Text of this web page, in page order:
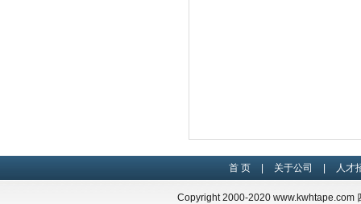
首 页 关于公司 人才
Copyright 2000-2020 www.kwhtape.com